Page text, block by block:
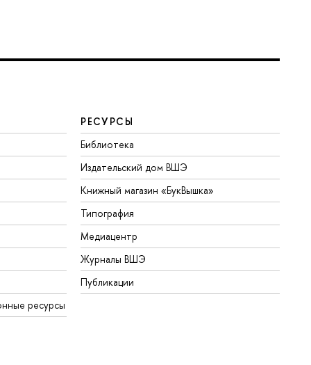
ресурсы
РЕСУРСЫ
Библиотека
Издательский дом ВШЭ
Книжный магазин «БукВышка»
Типография
Медиацентр
Журналы ВШЭ
Публикации